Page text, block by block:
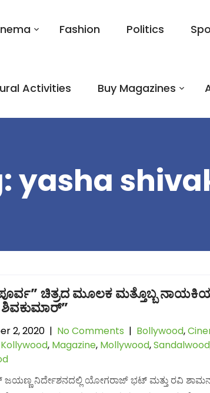
Fashion Politics
Activities Buy Magazines
yasha
ಚಿತ್ರದ ಮೂಲಕ ಮತ್ತೊಬ್ಬ
2, 2020 | No Comments | Bollywood,
Kollywood, Magazine, Mollywood,Sandalwood
ಜಯಣ್ಣ ನಿರ್ದೇಶನದಲ್ಲಿ ಯೋಗರಾಜ್ ಭಟ್ ಮತ್ತು ರವಿ